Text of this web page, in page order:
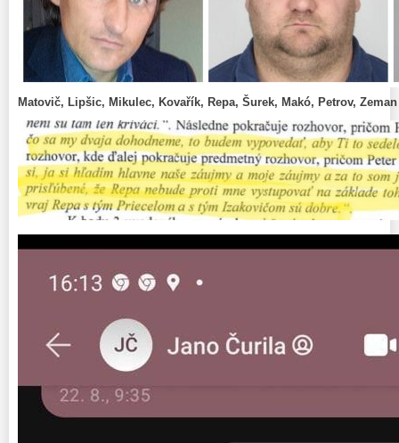
Matovič, Lipšic, Mikulec, Kovařík, Repa, Šurek, Makó, Petrov, Zeman